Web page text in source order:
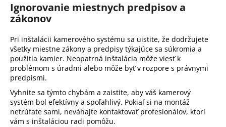
Ignorovanie miestnych predpisov a
zákonov
Pri inštalácii kamerového systému sa uistite, že dodržujete
všetky miestne zákony a predpisy týkajúce sa súkromia a
použitia kamier. Neopatrná inštalácia môže viesť k
problémom s úradmi alebo môže byť v rozpore s právnymi
predpismi.
Vyhnite sa týmto chybám a zaistite, aby váš kamerový
systém bol efektívny a spoľahlivý. Pokiaľ si na montáž
netrúfate sami, neváhajte kontaktovať profesionálov, ktorí
vám s inštaláciou radi pomôžu.